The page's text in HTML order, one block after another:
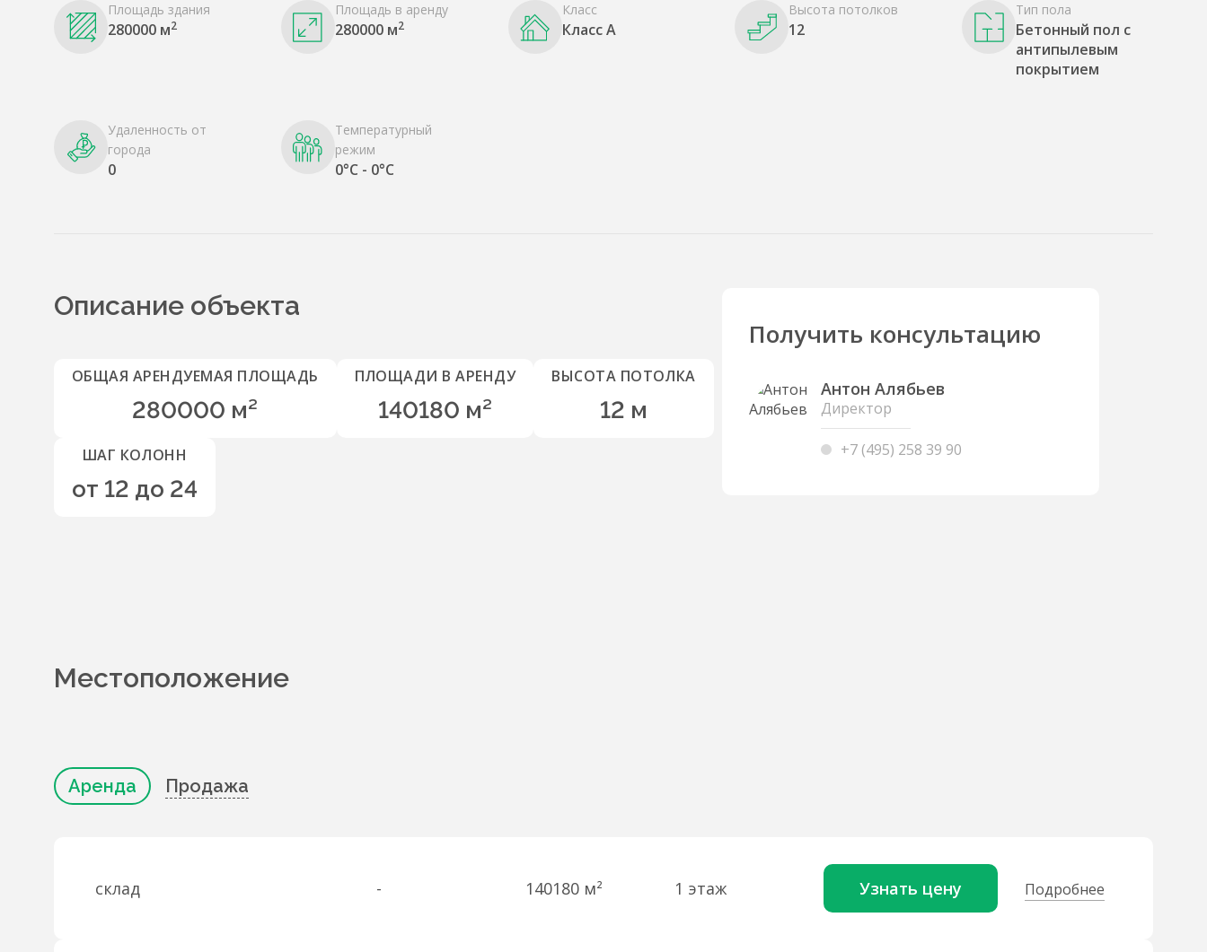
Площадь здания
280000 м2
Площадь в аренду
280000 м2
Класс
Класс A
Высота потолков
12
Тип пола
Бетонный пол с
антипылевым
покрытием
Удаленность от
города
0
Температурный
режим
0°C - 0°C
Описание объекта
ОБЩАЯ АРЕНДУЕМАЯ ПЛОЩАДЬ
280000 м²
ПЛОЩАДИ В АРЕНДУ
140180 м²
ВЫСОТА ПОТОЛКА
12 м
ШАГ КОЛОНН
от 12 до 24
Получить консультацию
Антон Алябьев
Директор
+7 (495) 258 39 90
Местоположение
Аренда Продажа
склад - 140180 м² 1 этаж Узнать цену Подробнее